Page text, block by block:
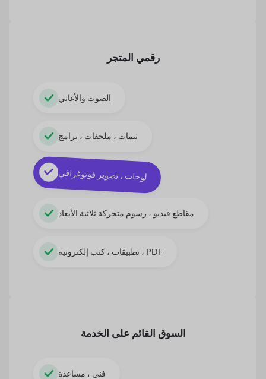
رقمي المتجر
الصوت والأغاني
ثيمات ، ملحقات ، برامج
لوحات ، تصوير فوتوغرافي
مقاطع فيديو ، رسوم متحركة ثلاثية الأبعاد
تطبيقات ، كتب إلكترونية ، PDF
السوق القائم على الخدمة
فني ، مساعدة